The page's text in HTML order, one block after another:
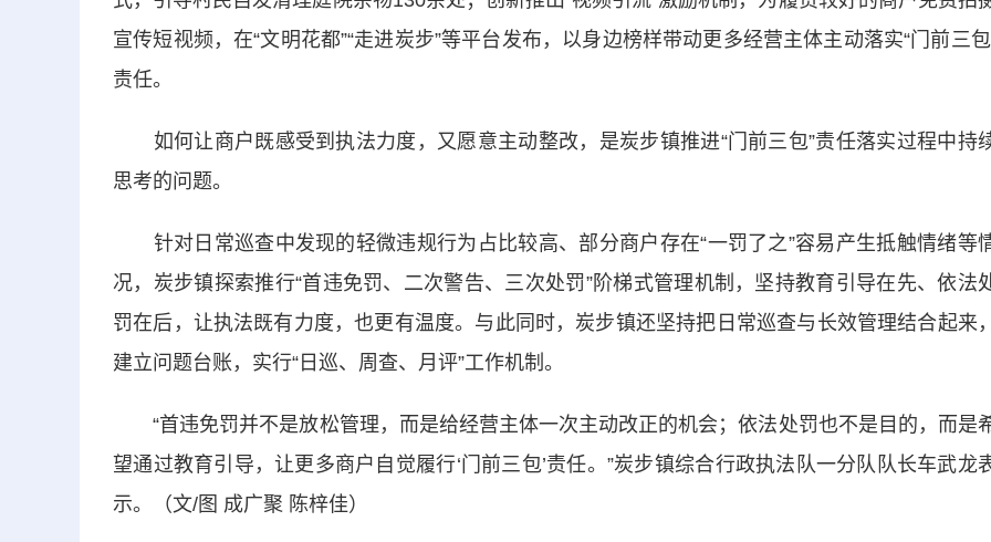
宣传短视频，在“文明花都”“走进炭步”等平台发布，以身边榜样带动更多经营主体主动落实“门前三包
责任。
如何让商户既感受到执法力度，又愿意主动整改，是炭步镇推进“门前三包”责任落实过程中持
思考的问题。
针对日常巡查中发现的轻微违规行为占比较高、部分商户存在“一罚了之”容易产生抵触情绪等
况，炭步镇探索推行“首违免罚、二次警告、三次处罚”阶梯式管理机制，坚持教育引导在先、依法
罚在后，让执法既有力度，也更有温度。与此同时，炭步镇还坚持把日常巡查与长效管理结合起来，
建立问题台账，实行“日巡、周查、月评”工作机制。
“首违免罚并不是放松管理，而是给经营主体一次主动改正的机会；依法处罚也不是目的，而是
望通过教育引导，让更多商户自觉履行‘门前三包’责任。”炭步镇综合行政执法队一分队队长车武龙
示。（文/图 成广聚 陈梓佳）